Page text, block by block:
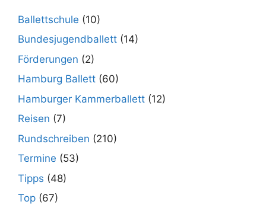
Ballettschule (10)
Bundesjugendballett (14)
Förderungen (2)
Hamburg Ballett (60)
Hamburger Kammerballett (12)
Reisen (7)
Rundschreiben (210)
Termine (53)
Tipps (48)
Top (67)